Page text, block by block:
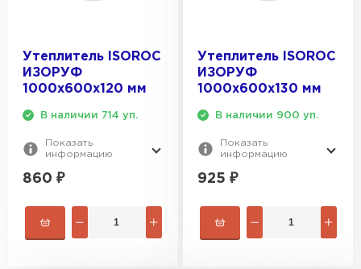
Утеплитель ISOROC
ИЗОРУФ
1000х600х120 мм
В наличии 714 уп.
Показать
информацию
860 ₽
Утеплитель ISOROC
ИЗОРУФ
1000х600х130 мм
В наличии 900 уп.
Показать
информацию
925 ₽